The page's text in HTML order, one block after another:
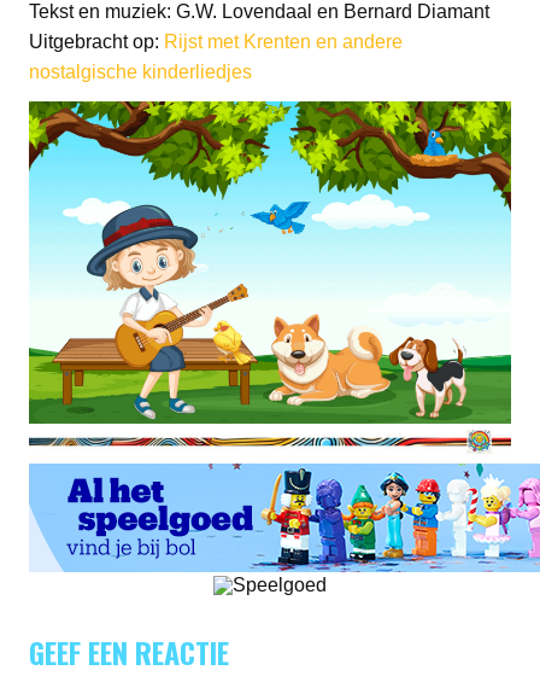
Tekst en muziek: G.W. Lovendaal en Bernard Diamant
Uitgebracht op: Rijst met Krenten en andere
nostalgische kinderliedjes
GEEF EEN REACTIE